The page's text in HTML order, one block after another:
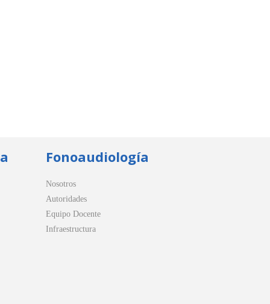
Fonoaudiología
Nosotros
Autoridades
Equipo Docente
Infraestructura